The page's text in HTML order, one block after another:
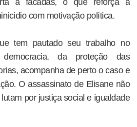
a facadas, o que reforça a
com motivação política.
tem pautado seu trabalho no
democracia, da proteção das
acompanha de perto o caso e
O assassinato de Elisane não
por justiça social e igualdade